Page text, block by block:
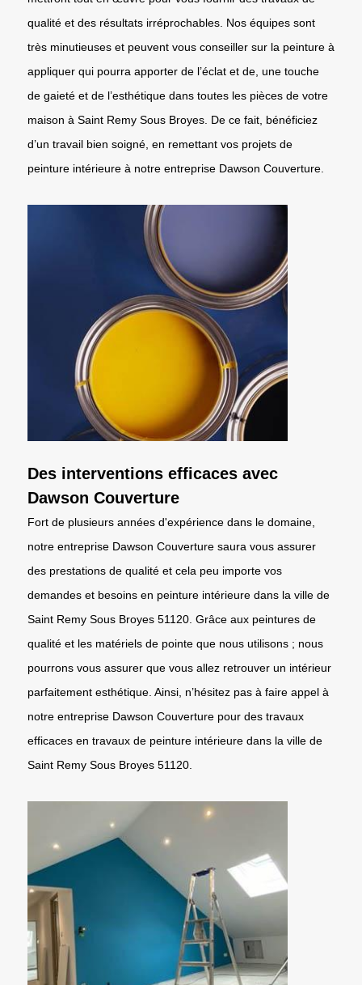
qualité et des résultats irréprochables. Nos équipes sont
très minutieuses et peuvent vous conseiller sur la peinture à
appliquer qui pourra apporter de l’éclat et de, une touche
de gaieté et de l’esthétique dans toutes les pièces de votre
maison à Saint Remy Sous Broyes. De ce fait, bénéficiez
d’un travail bien soigné, en remettant vos projets de
peinture intérieure à notre entreprise Dawson Couverture.
Des interventions efficaces avec
Dawson Couverture
Fort de plusieurs années d'expérience dans le domaine,
notre entreprise Dawson Couverture saura vous assurer
des prestations de qualité et cela peu importe vos
demandes et besoins en peinture intérieure dans la ville de
Saint Remy Sous Broyes 51120. Grâce aux peintures de
qualité et les matériels de pointe que nous utilisons ; nous
pourrons vous assurer que vous allez retrouver un intérieur
parfaitement esthétique. Ainsi, n’hésitez pas à faire appel à
notre entreprise Dawson Couverture pour des travaux
efficaces en travaux de peinture intérieure dans la ville de
Saint Remy Sous Broyes 51120.